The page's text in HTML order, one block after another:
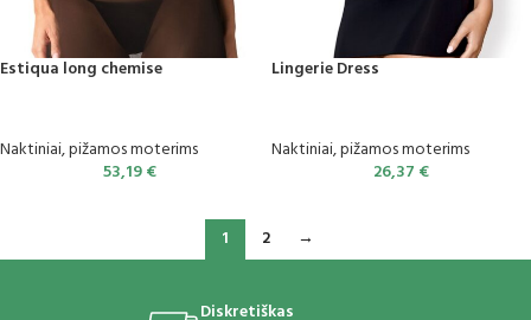
Estiqua long chemise
Naktiniai, pižamos moterims
53,19€
Lingerie Dress
Naktiniai, pižamos moterims
26,37 €
1 2 →
Diskretiškas